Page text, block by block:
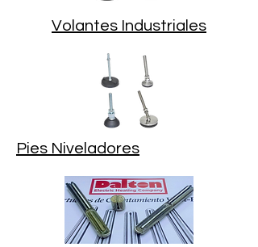
Volantes Industriales
Pies Niveladores